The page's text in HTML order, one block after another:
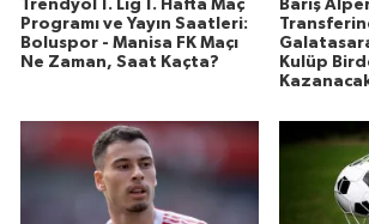
Trendyol 1. Lig 1. Hafta Maç
Programı ve Yayın Saatleri:
Boluspor - Manisa FK Maçı
Ne Zaman, Saat Kaçta?
Barış
Kulüp